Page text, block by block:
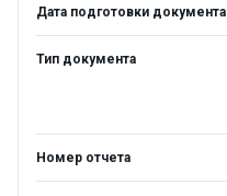
Дата подготовки документа
Тип документа
Номер отчета